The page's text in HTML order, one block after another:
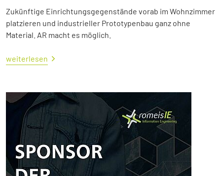
Zukünftige Einrichtungsgegenstände vorab im Wohnzimmer
platzieren und industrieller Prototypenbau ganz ohne
Material. AR macht es möglich.
weiterlesen